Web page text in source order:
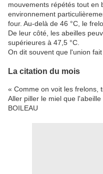
mouvements répétés tout en
environnement
four. Au-delà de 46 °C, le
De leur côté, les abeilles
supérieures à 47,5 °C.
On dit souvent que l'union
La citation du mois
« Comme on voit les frelons,
Aller piller le miel que l'abeille
BOILEAU